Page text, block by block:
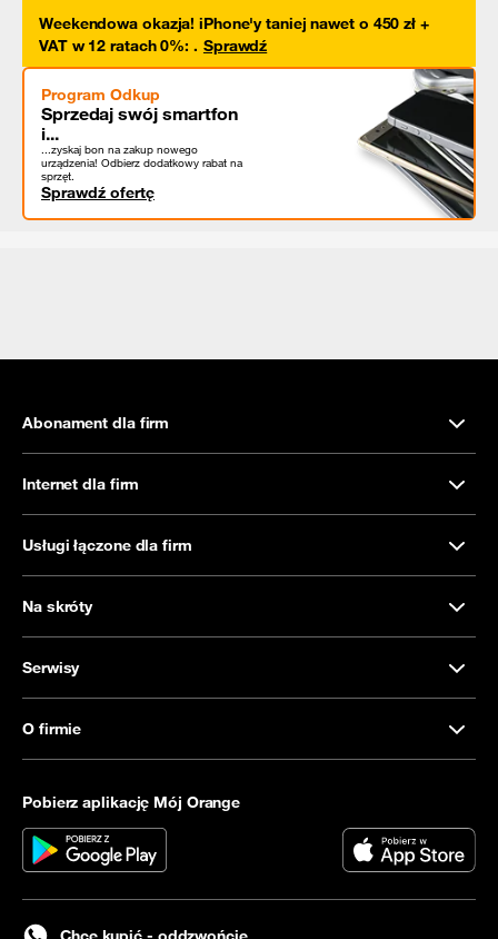
Weekendowa okazja! iPhone'y taniej nawet o 450 zł +
VAT w 12 ratach 0%: . Sprawdź
Program Odkup
Sprzedaj swój smartfon
i...
...zyskaj bon na zakup nowego
urządzenia! Odbierz dodatkowy rabat na
sprzęt.
Sprawdź ofertę
Abonament dla firm
Internet dla firm
Usługi łączone dla firm
Na skróty
Serwisy
O firmie
Pobierz aplikację Mój Orange